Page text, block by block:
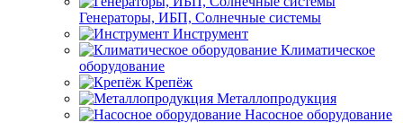
Генераторы, ИБП, Солнечные системы
Инструмент
Климатическое
оборудование
Крепёж
Металлопродукция
Насосное оборудование